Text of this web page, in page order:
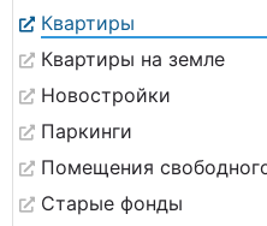
Квартиры
Квартиры на земле
Новостройки
Паркинги
Помещения
Старые фонды